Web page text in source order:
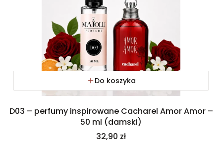
Do koszyka
D03 – perfumy inspirowane Cacharel Amor Amor –
50 ml (damski)
Cena
32,90 zł